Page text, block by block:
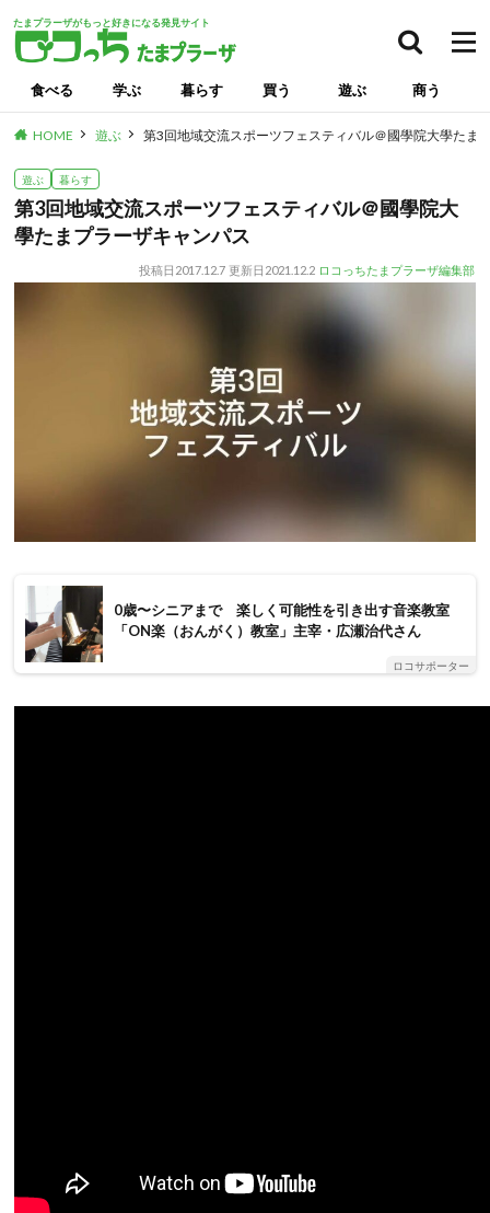
たまプラーザがもっと好きになる発見サイト
食べる 学ぶ 暮らす 買う 遊ぶ 商う
HOME 遊ぶ 第3回地域交流スポーツフェスティバル＠國學院大學たま
遊ぶ 暮らす
第3回地域交流スポーツフェスティバル＠國學院大
學たまプラーザキャンパス
投稿日 2017.12.7 更新日 2021.12.2 ロコっちたまプラーザ編集部
0歳〜シニアまで 楽しく可能性を引き出す音楽教室
「ON楽（おんがく）教室」主宰・広瀬治代さん
ロコサポーター